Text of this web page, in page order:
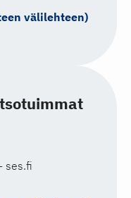
välilehteen)
ses.fi